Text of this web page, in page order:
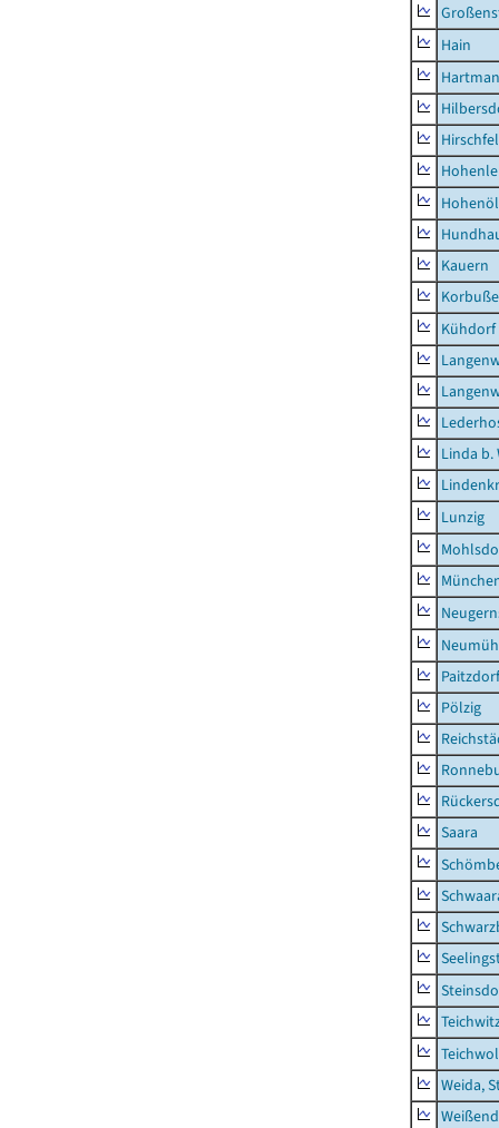
Hain
Kauern
Kühdorf
Linda b.
Lunzig
Paitzdorf
Pölzig
Saara
Weida,